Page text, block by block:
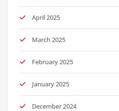
April 2025
March 2025
February 2025
January 2025
December 2024